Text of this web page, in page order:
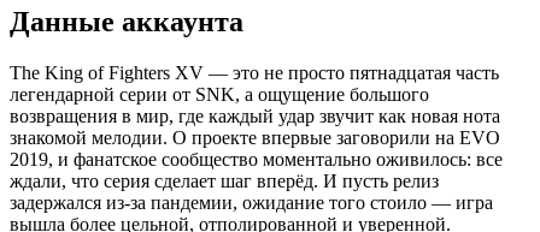
Данные аккаунта
The King of Fighters XV — это не просто пятнадцатая часть
легендарной серии от SNK, а ощущение большого
возвращения в мир, где каждый удар звучит как новая нота
знакомой мелодии. О проекте впервые заговорили на EVO
2019, и фанатское сообщество моментально оживилось: все
ждали, что серия сделает шаг вперёд. И пусть релиз
задержался из‑за пандемии, ожидание того стоило — игра
вышла более цельной, отполированной и уверенной.